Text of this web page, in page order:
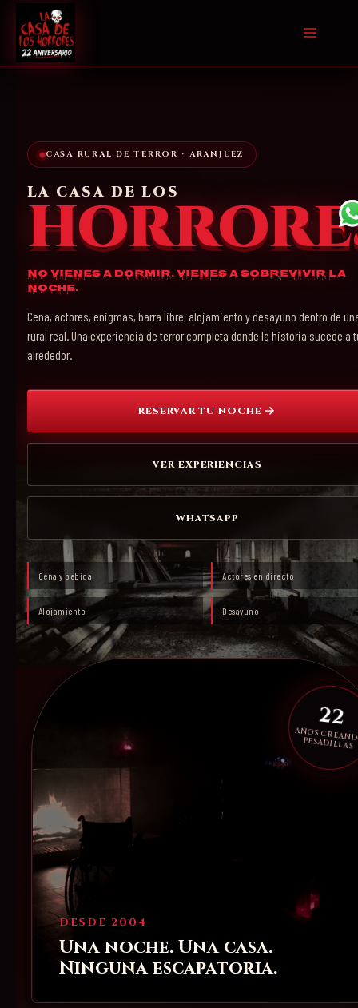
contenido
CASA RURAL DE TERROR · ARANJUEZ
LA CASA DE LOS
No vienes a dormir. Vienes a sobrevivir la
noche.
Cena, actores, enigmas, barra libre, alojamiento y desayuno dentro de
rural real. Una experiencia de terror completa donde la historia sucede a
alrededor.
RESERVAR TU NOCHE
VER EXPERIENCIAS
WHATSAPP
Cena y bebida Actores en directo
Alojamiento Desayuno
22
AÑOS
PESADILLAS
DESDE 2004
Una noche. Una casa.
Ninguna escapatoria.